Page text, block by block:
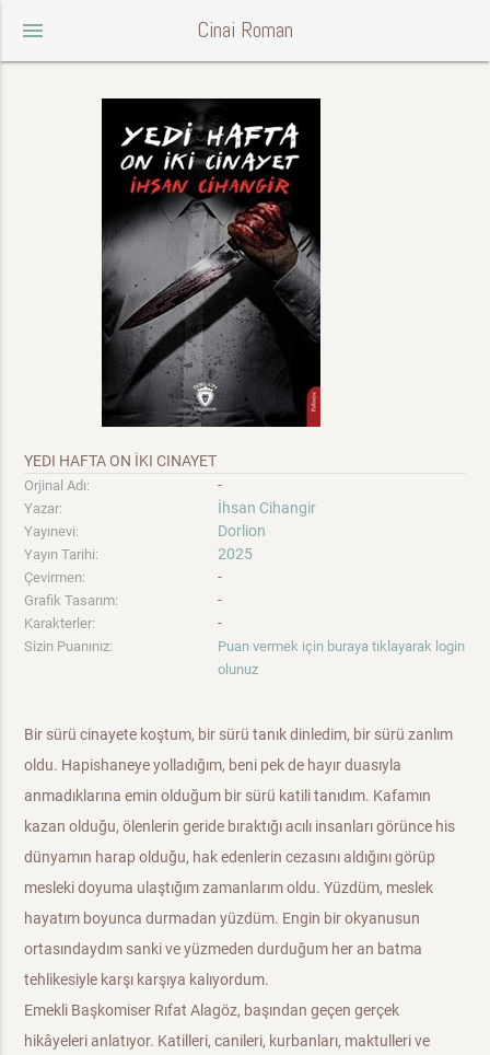
menu Cinai Roman
YEDI HAFTA ON İKI CINAYET
Orjinal Adı: -
Yazar: İhsan Cihangir
Yayınevi: Dorlion
Yayın Tarihi: 2025
Çevirmen: -
Grafik Tasarım: -
Karakterler: -
Sizin Puanınız:
Puan vermek için buraya tıklayarak login
olunuz
Bir sürü cinayete koştum, bir sürü tanık dinledim, bir sürü zanlım
oldu. Hapishaneye yolladığım, beni pek de hayır duasıyla
anmadıklarına emin olduğum bir sürü katili tanıdım. Kafamın
kazan olduğu, ölenlerin geride bıraktığı acılı insanları görünce his
dünyamın harap olduğu, hak edenlerin cezasını aldığını görüp
mesleki doyuma ulaştığım zamanlarım oldu. Yüzdüm, meslek
hayatım boyunca durmadan yüzdüm. Engin bir okyanusun
ortasındaydım sanki ve yüzmeden durduğum her an batma
tehlikesiyle karşı karşıya kalıyordum.
Emekli Başkomiser Rıfat Alagöz, başından geçen gerçek
hikâyeleri anlatıyor. Katilleri, canileri, kurbanları, maktulleri ve